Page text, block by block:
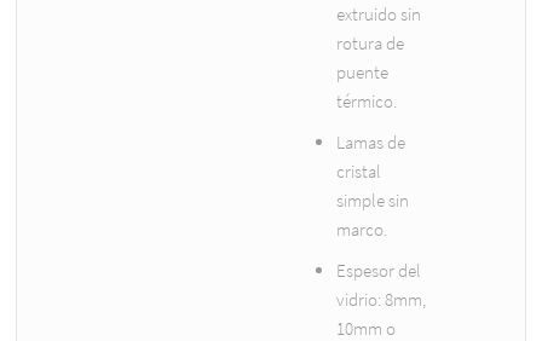
extruido sin
rotura de
puente
térmico.
Lamas de
cristal
simple sin
marco.
Espesor del
vidrio: 8mm,
10mm o